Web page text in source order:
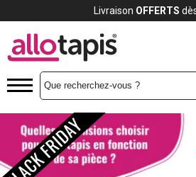
Payez jusqu'à12x